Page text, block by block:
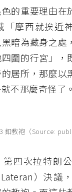
的重要理由在
「摩西就挨近
暗為藏身之處
圍的行宮」，
的居所，那麼
不那麼奇怪了。
釦教袍（Source:
第四次拉特朗
）決議